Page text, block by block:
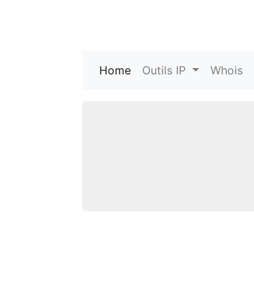
Home (current)
Outils IP Whois